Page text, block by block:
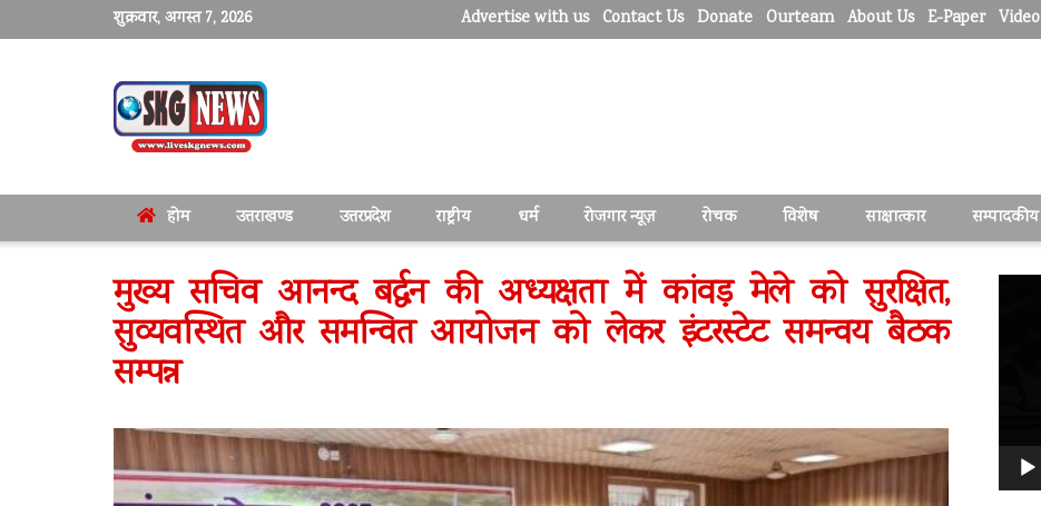
शुक्रवार, अगस्त 7, 2026 Advertise with us Contact Us Donate Ourteam About Us E-Paper Video
होम उत्तराखण्ड उत्तरप्रदेश राष्ट्रीय धर्म रोजगार न्यूज़ रोचक विशेष साक्षात्कार सम्पादकीय
मुख्य सचिव आनन्द बर्द्धन की अध्यक्षता में कांवड़ मेले को सुरक्षित,
सुव्यवस्थित और समन्वित आयोजन को लेकर इंटरस्टेट समन्वय बैठक
सम्पन्न